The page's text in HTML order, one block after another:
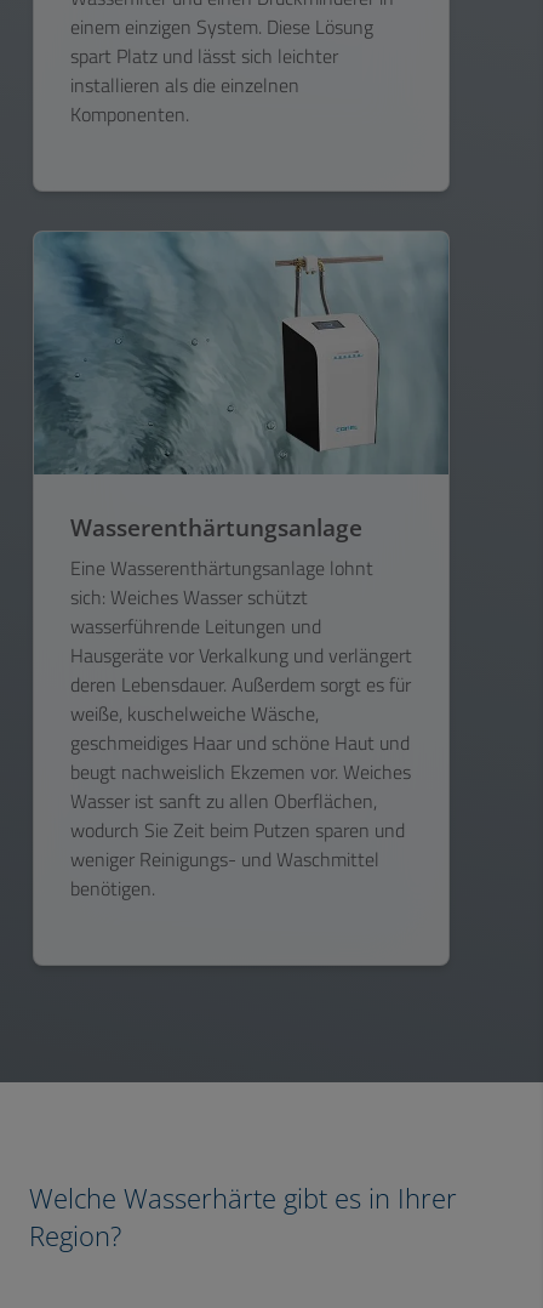
einem einzigen System. Diese Lösung
spart Platz und lässt sich leichter
installieren als die einzelnen
Komponenten.
Wasserenthärtungsanlage
Eine Wasserenthärtungsanlage lohnt
sich: Weiches Wasser schützt
wasserführende Leitungen und
Hausgeräte vor Verkalkung und verlängert
deren Lebensdauer. Außerdem sorgt es für
weiße, kuschelweiche Wäsche,
geschmeidiges Haar und schöne Haut und
beugt nachweislich Ekzemen vor. Weiches
Wasser ist sanft zu allen Oberflächen,
wodurch Sie Zeit beim Putzen sparen und
weniger Reinigungs- und Waschmittel
benötigen.
Welche Wasserhärte gibt es in Ihrer
Region?